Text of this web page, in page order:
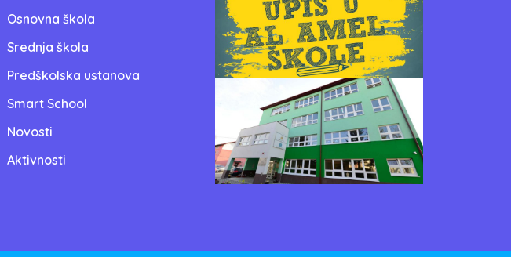
Osnovna škola
Srednja škola
Predškolska ustanova
Smart School
Novosti
Aktivnosti